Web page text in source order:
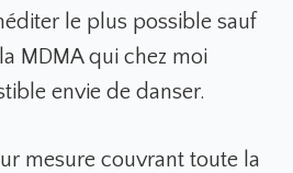
le plus possible sauf
MDMA qui chez moi
envie de danser.
mesure couvrant toute la